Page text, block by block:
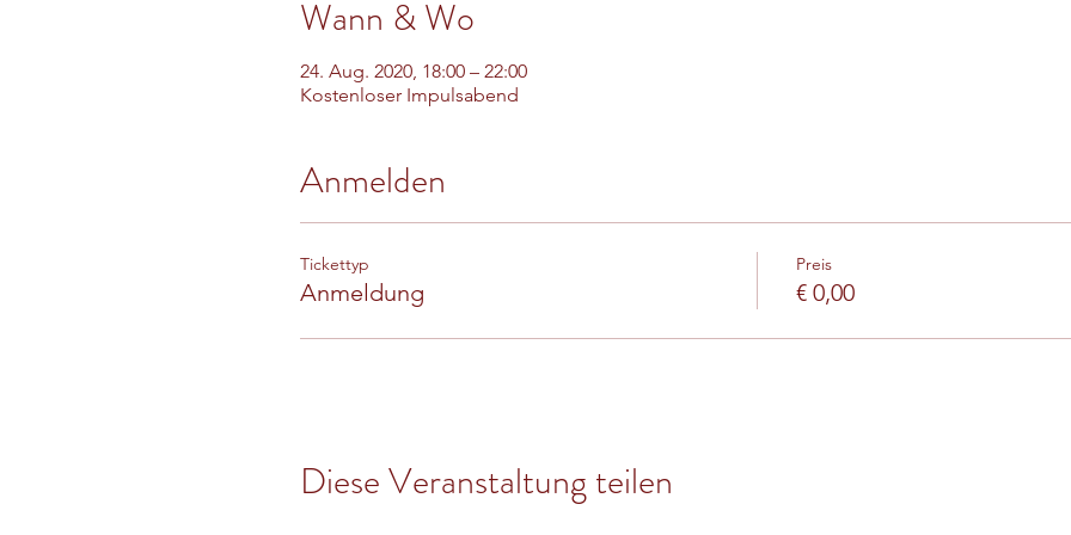
Wann & Wo
24. Aug. 2020, 18:00 – 22:00
Kostenloser Impulsabend
Anmelden
Tickettyp
Anmeldung
Preis
€ 0,00
Diese Veranstaltung teilen